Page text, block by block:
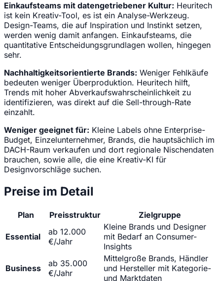
Einkaufsteams mit datengetriebener Kultur: Heuritech
ist kein Kreativ-Tool, es ist ein Analyse-Werkzeug.
Design-Teams, die auf Inspiration und Instinkt setzen,
werden wenig damit anfangen. Einkaufsteams, die
quantitative Entscheidungsgrundlagen wollen, hingegen
sehr.
Nachhaltigkeitsorientierte Brands: Weniger Fehlkäufe
bedeuten weniger Überproduktion. Heuritech hilft,
Trends mit hoher Abverkaufswahrscheinlichkeit zu
identifizieren, was direkt auf die Sell-through-Rate
einzahlt.
Weniger geeignet für: Kleine Labels ohne Enterprise-
Budget, Einzelunternehmer, Brands, die hauptsächlich im
DACH-Raum verkaufen und dort regionale Nischendaten
brauchen, sowie alle, die eine Kreativ-KI für
Designvorschläge suchen.
Preise im Detail
Plan Preisstruktur Zielgruppe
Essential
ab 12.000
€/Jahr
Kleine Brands und Designer
mit Bedarf an Consumer-
Insights
Business
ab 35.000
€/Jahr
Mittelgroße Brands, Händler
und Hersteller mit Kategorie-
und Marktdaten